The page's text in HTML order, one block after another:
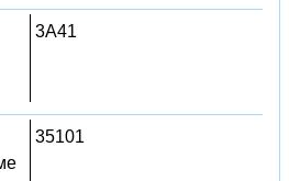
3A41
35101